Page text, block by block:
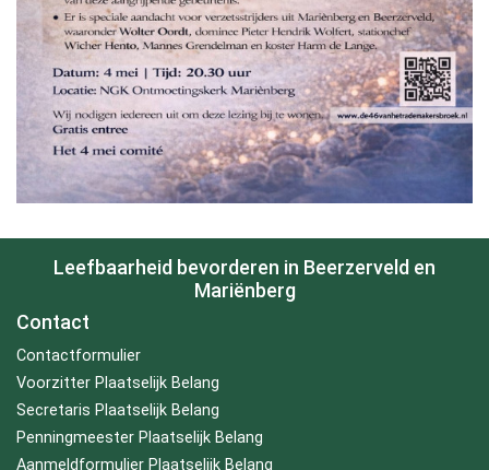
Leefbaarheid bevorderen in Beerzerveld en
Mariënberg
Contact
Contactformulier
Voorzitter Plaatselijk Belang
Secretaris Plaatselijk Belang
Penningmeester Plaatselijk Belang
Aanmeldformulier Plaatselijk Belang